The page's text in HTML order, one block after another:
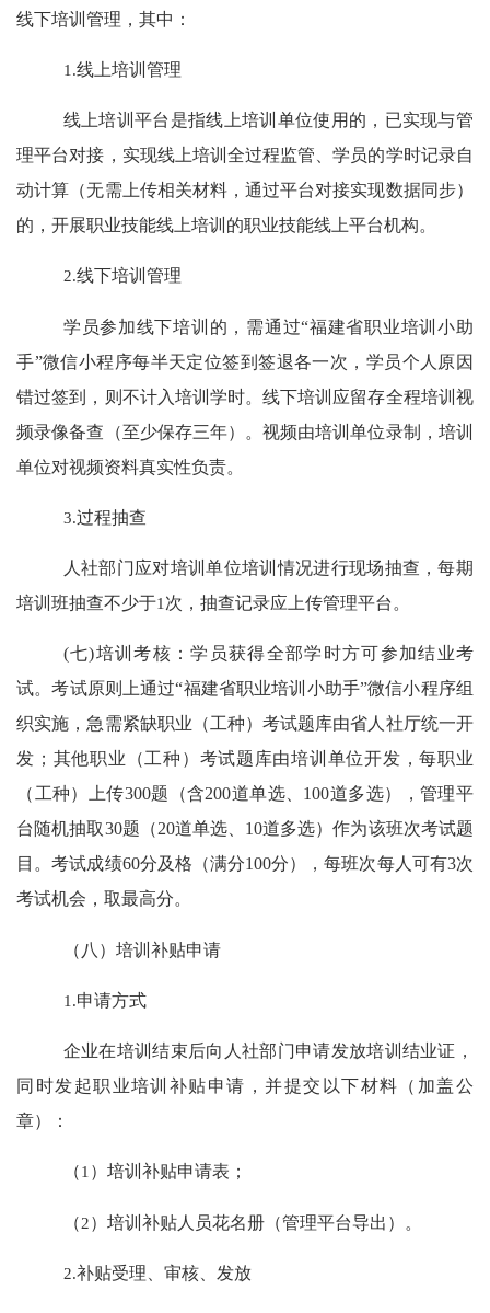
线下培训管理，其中：
1.线上培训管理
线上培训平台是指线上培训单位使用的，已实现与管
理平台对接，实现线上培训全过程监管、学员的学时记录自
动计算（无需上传相关材料，通过平台对接实现数据同步）
的，开展职业技能线上培训的职业技能线上平台机构。
2.线下培训管理
学员参加线下培训的，需通过“福建省职业培训小助
手”微信小程序每半天定位签到签退各一次，学员个人原因
错过签到，则不计入培训学时。线下培训应留存全程培训视
频录像备查（至少保存三年）。视频由培训单位录制，培训
单位对视频资料真实性负责。
3.过程抽查
人社部门应对培训单位培训情况进行现场抽查，每期
培训班抽查不少于1 次，抽查记录应上传管理平台。
(七)培训考核：学员获得全部学时方可参加结业考
试。考试原则上通过“福建省职业培训小助手”微信小程序组
织实施，急需紧缺职业（工种）考试题库由省人社厅统一开
发；其他职业（工种）考试题库由培训单位开发，每职业
（工种）上传300题（含200道单选、 100道多选），管理平
台随机抽取30题（20道单选、 10道多选）作为该班次考试题
目。考试成绩60分及格（满分100分），每班次每人可有3次
考试机会，取最高分。
（八）培训补贴申请
1.申请方式
企业在培训结束后向人社部门申请发放培训结业证，
同时发起职业培训补贴申请，并提交以下材料（加盖公
章）：
（1）培训补贴申请表；
（2）培训补贴人员花名册（管理平台导出）。
2.补贴受理、审核、发放